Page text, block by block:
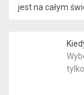
jest na całym
tylko